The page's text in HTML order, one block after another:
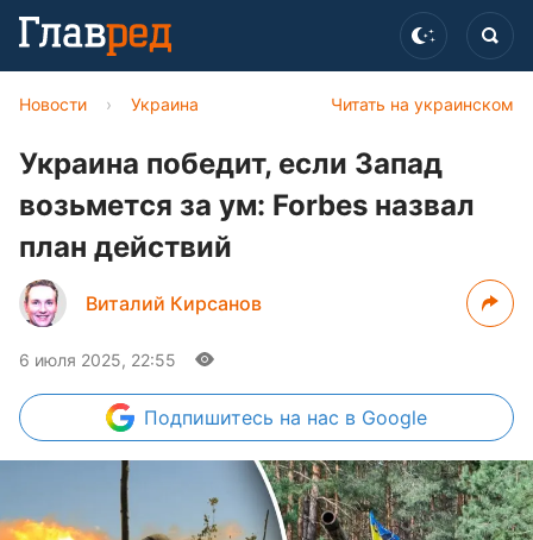
Читать на украинском
Новости › Украина
Украина победит, если Запад
возьмется за ум: Forbes назвал
план действий
Виталий Кирсанов
6 июля 2025, 22:55
Подпишитесь на нас в Google